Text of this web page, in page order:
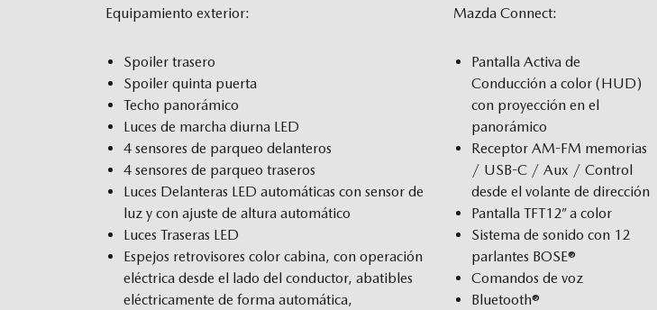
Equipamiento exterior:
Spoiler trasero
Spoiler quinta puerta
Techo panorámico
Luces de marcha diurna LED
4 sensores de parqueo delanteros
4 sensores de parqueo traseros
Luces Delanteras LED automáticas con sensor de
luz y con ajuste de altura automático
Luces Traseras LED
Espejos retrovisores color cabina, con operación
eléctrica desde el lado del conductor, abatibles
eléctricamente de forma automática,
Mazda Connect:
Pantalla Activa de
Conducción a color (HUD)
con proyección en el
panorámico
Receptor AM-FM memorias
/ USB-C / Aux / Control
desde el volante de dirección
Pantalla TFT12” a color
Sistema de sonido con 12
parlantes BOSE®
Comandos de voz
Bluetooth®